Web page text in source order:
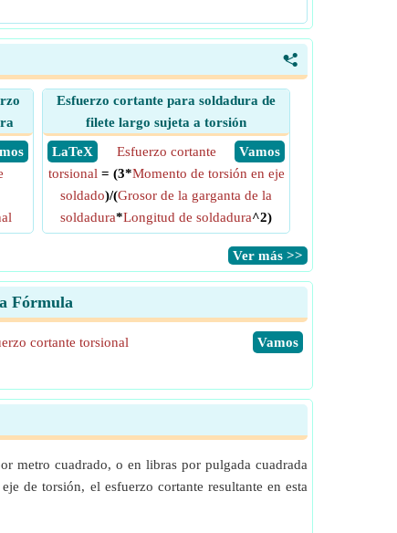
<
Esfuerzo cortante para soldadura de
filete largo sujeta a torsión
​ LaTeX
​ Vamos
Esfuerzo cortante
torsional = (3*Momento de torsión en eje
soldado)/(Grosor de la garganta de la
soldadura*Longitud de soldadura^2)
​Ver más >>
Fórmula
​Vamos
cortante torsional
metro cuadrado, o en libras por pulgada cuadrada
de torsión, el esfuerzo cortante resultante en esta